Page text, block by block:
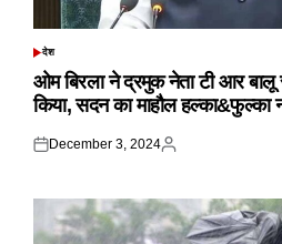
POSTED
देश
ओम बिरला ने द्रमुक नेता टी आर
किया, सदन का माहौल
Posted
December 3, 2024
Posted